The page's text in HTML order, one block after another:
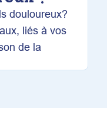
douloureux?
liés à vos
de la